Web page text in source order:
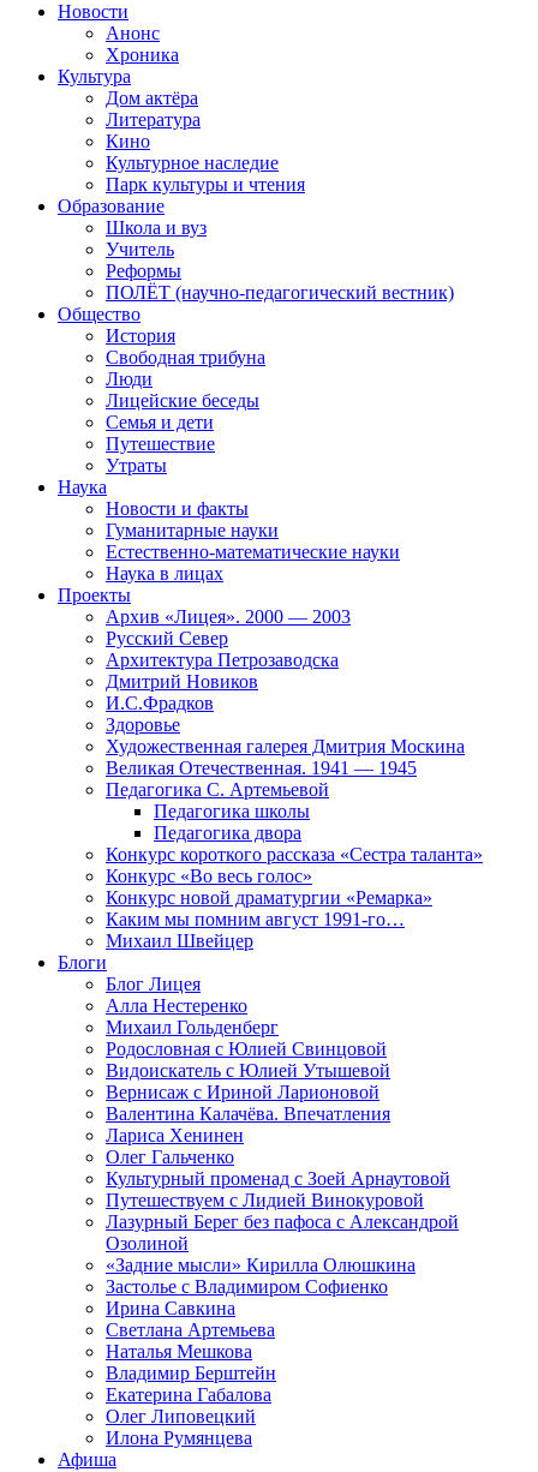
Новости
Анонс
Хроника
Культура
Дом актёра
Литература
Кино
Культурное наследие
Парк культуры и чтения
Образование
Школа и вуз
Учитель
Реформы
ПОЛЁТ (научно-педагогический вестник)
Общество
История
Свободная трибуна
Люди
Лицейские беседы
Семья и дети
Путешествие
Утраты
Наука
Новости и факты
Гуманитарные науки
Естественно-математические науки
Наука в лицах
Проекты
Архив «Лицея». 2000 — 2003
Русский Север
Архитектура Петрозаводска
Дмитрий Новиков
И.С.Фрадков
Здоровье
Художественная галерея Дмитрия Москина
Великая Отечественная. 1941 — 1945
Педагогика С. Артемьевой
Педагогика школы
Педагогика двора
Конкурс короткого рассказа «Сестра таланта»
Конкурс «Во весь голос»
Конкурс новой драматургии «Ремарка»
Каким мы помним август 1991-го…
Михаил Швейцер
Блоги
Блог Лицея
Алла Нестеренко
Михаил Гольденберг
Родословная с Юлией Свинцовой
Видоискатель с Юлией Утышевой
Вернисаж с Ириной Ларионовой
Валентина Калачёва. Впечатления
Лариса Хенинен
Олег Гальченко
Культурный променад с Зоей Арнаутовой
Путешествуем с Лидией Винокуровой
Лазурный Берег без пафоса с Александрой
Озолиной
«Задние мысли» Кирилла Олюшкина
Застолье с Владимиром Софиенко
Ирина Савкина
Светлана Артемьева
Наталья Мешкова
Владимир Берштейн
Екатерина Габалова
Олег Липовецкий
Илона Румянцева
Афиша